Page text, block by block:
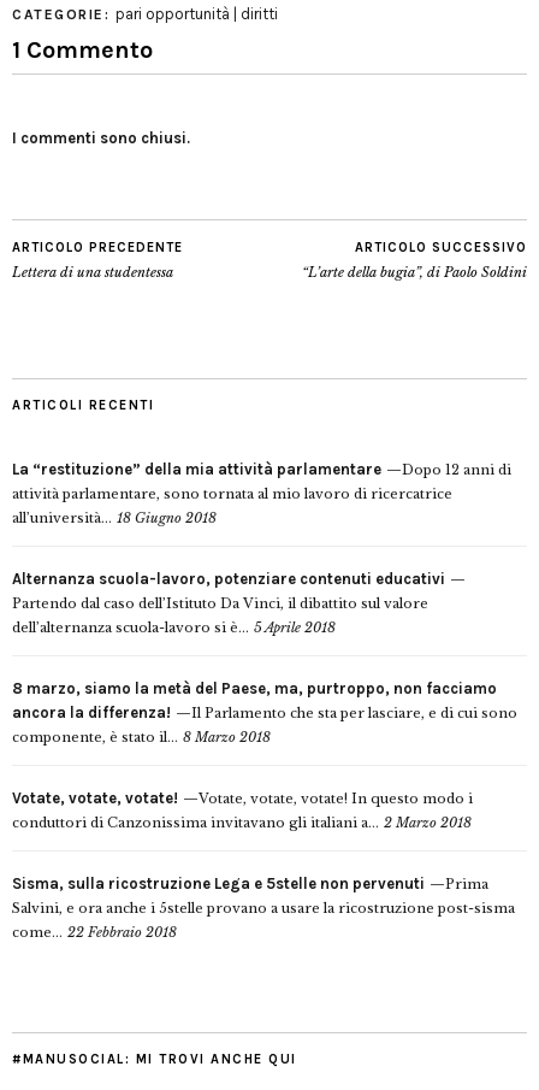
CATEGORIE: pari opportunità | diritti
1 Commento
I commenti sono chiusi.
ARTICOLO PRECEDENTE
Lettera di una studentessa
ARTICOLO SUCCESSIVO
“L’arte della bugia”, di Paolo Soldini
ARTICOLI RECENTI
La “restituzione” della mia attività parlamentare
Dopo 12 anni di
attività parlamentare, sono tornata al mio lavoro di ricercatrice
all’università... 18 Giugno 2018
Alternanza scuola-lavoro, potenziare contenuti educativi
Partendo dal caso dell’Istituto Da Vinci, il dibattito sul valore
dell’alternanza scuola-lavoro si è... 5 Aprile 2018
8 marzo, siamo la metà del Paese, ma, purtroppo, non facciamo
ancora la differenza!
Il Parlamento che sta per lasciare, e di cui sono
componente, è stato il... 8 Marzo 2018
Votate, votate, votate!
Votate, votate, votate! In questo modo i
conduttori di Canzonissima invitavano gli italiani a... 2 Marzo 2018
Sisma, sulla ricostruzione Lega e 5stelle non pervenuti
Prima
Salvini, e ora anche i 5stelle provano a usare la ricostruzione post-sisma
come... 22 Febbraio 2018
#MANUSOCIAL: MI TROVI ANCHE QUI